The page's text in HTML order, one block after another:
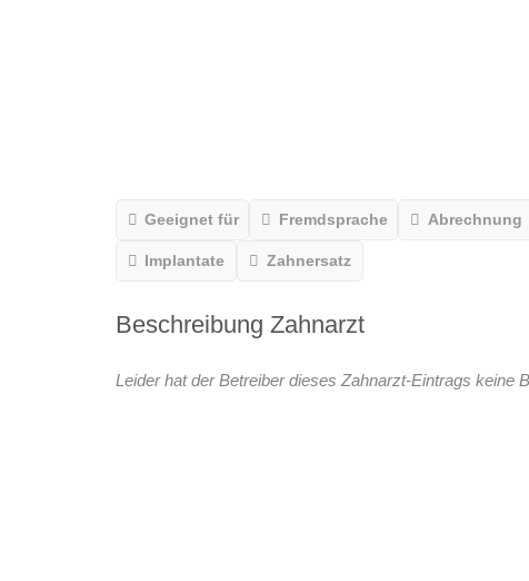
Geeignet für Fremdsprache Abrechnung
Implantate Zahnersatz
Beschreibung Zahnarzt
Leider hat der Betreiber dieses Zahnarzt-Eintrags keine